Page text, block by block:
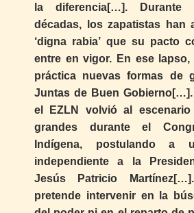
la diferencia[…].
décadas, los zapatistas han
‘digna rabia’ que su pacto
entre en vigor. En ese
práctica nuevas formas de
Juntas de Buen
el EZLN volvió al
grandes durante el
Indígena, postulando a
independiente a la
Jesús Patricio
pretende intervenir en la